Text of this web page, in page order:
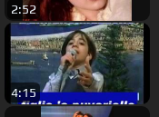
2:52
4:15